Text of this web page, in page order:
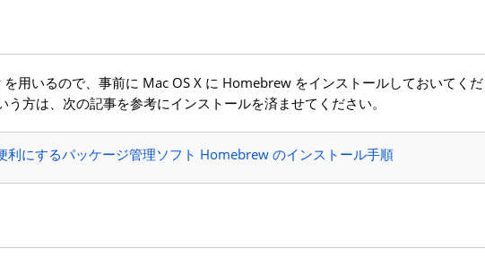
用いるので、事前に Mac OS X に Homebrew をインストールしておいてく
方は、次の記事を参考にインストールを済ませてください。
利にするパッケージ管理ソフト Homebrew のインストール手順